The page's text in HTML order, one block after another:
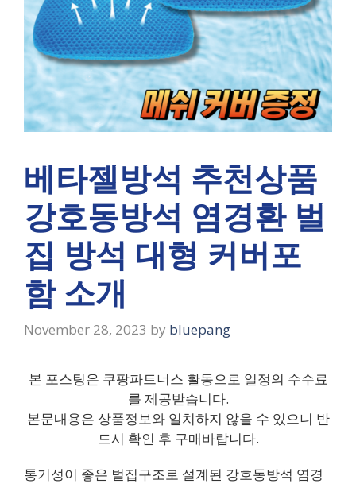
베타젤방석 추천상품
강호동방석 염경환 벌
집 방석 대형 커버포
함 소개
November 28, 2023 by bluepang
본 포스팅은 쿠팡파트너스 활동으로 일정의 수수료
를 제공받습니다.
본문내용은 상품정보와 일치하지 않을 수 있으니 반
드시 확인 후 구매바랍니다.
통기성이 좋은 벌집구조로 설계된 강호동방석 염경